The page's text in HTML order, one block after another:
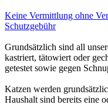
Keine Vermittlung ohne
Schutzgebühr
Grundsätzlich sind all
kastriert, tätowiert oder
getestet sowie gegen
Katzen werden
Haushalt sind bereits eine